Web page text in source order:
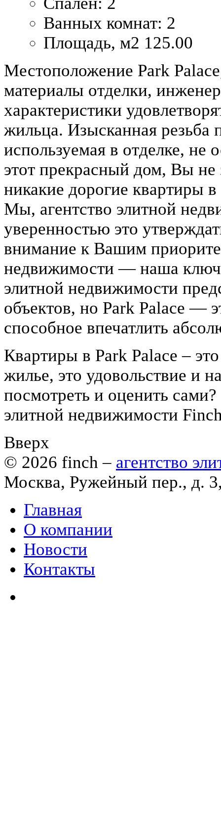
Ванных комнат: 2
Площадь, м2 125.00
Местоположение Park
материалы отделки,
характеристики
жильца. Изысканная резьба
используемая в отделке,
этот прекрасный дом, Вы не
никакие дорогие квартиры
Мы, агентство элитной
уверенностью это
внимание к Вашим
недвижимости — наша
элитной недвижимости
объектов, но Park Palace —
способное впечатлить
Квартиры в Park Palace –
жилье, это удовольствие и
посмотреть и оценить
элитной недвижимости
Вверх
© 2026 finch – агентство
Москва, Ружейный пер., д.
Главная
О компании
Новости
Контакты